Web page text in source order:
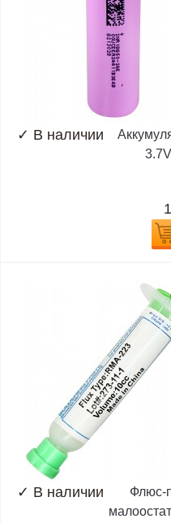
✓ В наличии
✓ В наличии
Флюс-